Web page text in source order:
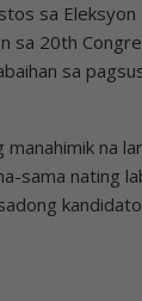
sa
sa 20th
sa
na
sama nating